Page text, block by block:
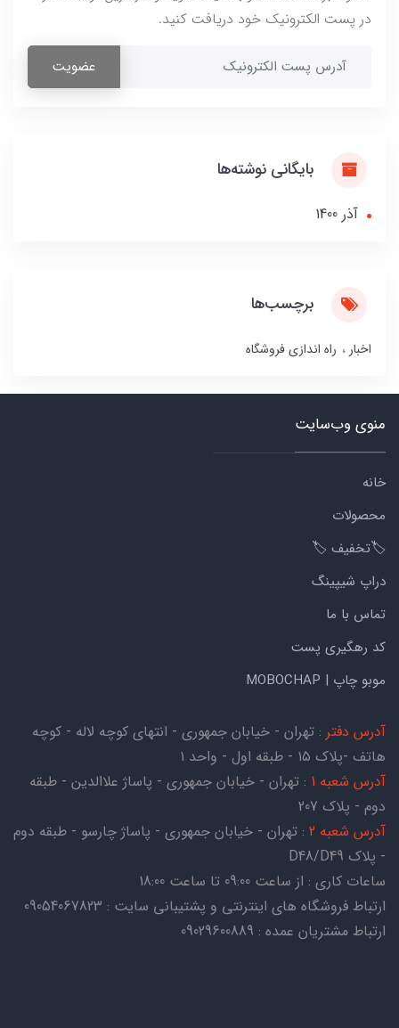
در پست الکترونیک خود دریافت کنید.
عضویت
بایگانی نوشته‌ها
آذر 1400
برچسب‌ها
اخبار راه اندازی فروشگاه
منوی وب‌سایت
خانه
محصولات
🏷️تخفیف 🏷️
دراپ شیپینگ
تماس با ما
کد رهگیری پست
موبو چاپ | MOBOCHAP
آدرس دفتر : تهران - خیابان جمهوری - انتهای کوچه لاله - کوچه
هاتف -پلاک ۱۵ - طبقه اول - واحد ۱
آدرس شعبه 1
: تهران - خیابان جمهوری - پاساژ علاالدین - طبقه
دوم - پلاک 207
آدرس شعبه 2
: تهران - خیابان جمهوری - پاساژ چارسو - طبقه دوم
- پلاک D48/D49
ساعات کاری : از ساعت 09:00 تا ساعت 18:00
ارتباط فروشگاه های اینترنتی و پشتیبانی سایت : 09054067823
ارتباط مشتریان عمده : 09029600889